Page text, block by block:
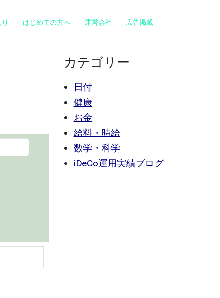
はじめての方へ 運営会社 広告掲載
カテゴリー
日付
健康
お金
給料・時給
数学・科学
iDeCo運用実績ブログ